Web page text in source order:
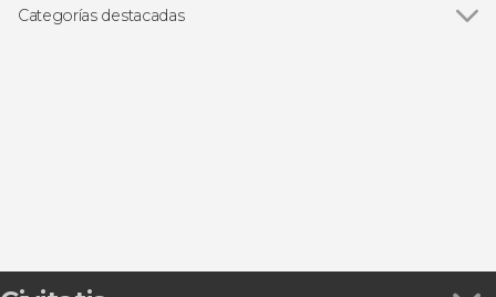
Categorías destacadas